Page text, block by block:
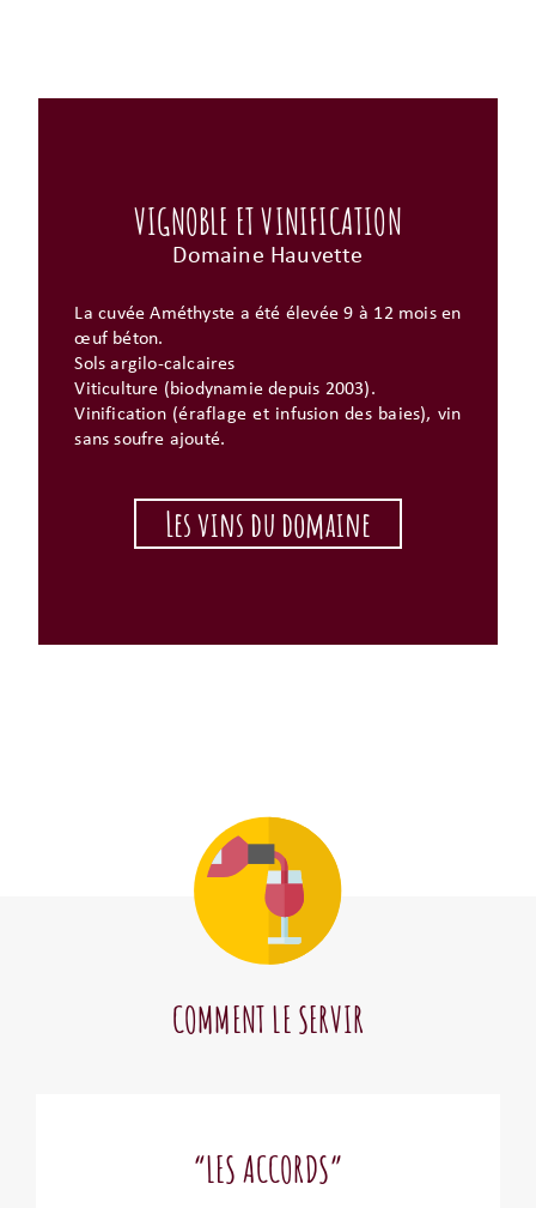
VIGNOBLE ET VINIFICATION
Domaine Hauvette
La cuvée Améthyste a été élevée 9 à 12 mois en
œuf béton.
Sols argilo-calcaires
Viticulture (biodynamie depuis 2003).
Vinification (éraflage et infusion des baies), vin
sans soufre ajouté.
Les vins du domaine
COMMENT LE SERVIR
“LES ACCORDS”